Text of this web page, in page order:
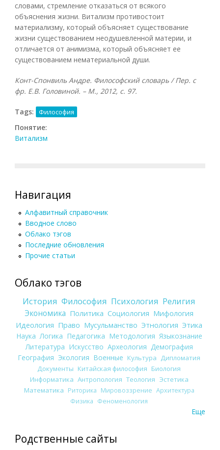
словами, стремление отказаться от всякого
объяснения жизни. Витализм противостоит
материализму, который объясняет существование
жизни существованием неодушевленной материи, и
отличается от анимизма, который объясняет ее
существованием нематериальной души.
Конт-Спонвиль Андре. Философский словарь / Пер. с
фр. Е.В. Головиной. – М., 2012, с. 97.
Tags: Философия
Понятие:
Витализм
Навигация
Алфавитный справочник
Вводное слово
Облако тэгов
Последние обновления
Прочие статьи
Облако тэгов
История Философия Психология Религия
Экономика Политика Социология Мифология
Идеология Право Мусульманство Этнология Этика
Наука Логика Педагогика Методология Языкознание
Литература Искусство Археология Демография
География Экология Военные Культура
Дипломатия
Документы Китайская философия Биология
Информатика Антропология Теология Эстетика
Математика Риторика Мировоззрение Архитектура
Физика Феноменология
Еще
Родственные сайты